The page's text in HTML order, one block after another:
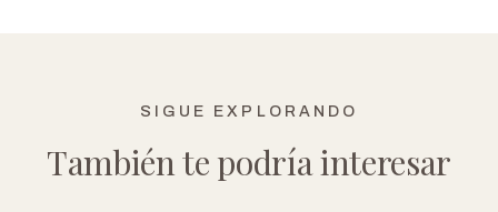
SIGUE EXPLORANDO
También te podría interesar